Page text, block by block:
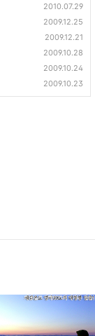
2010.07.29
2009.12.25
2009.12.21
2009.10.28
2009.10.24
2009.10.23